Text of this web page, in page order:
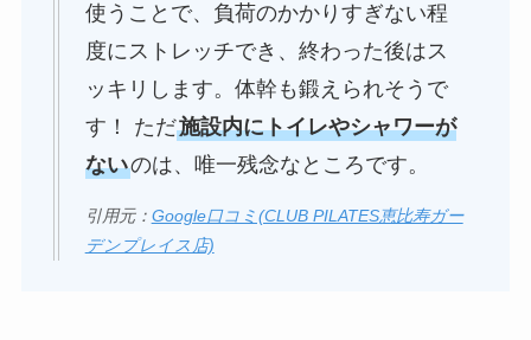
使うことで、負荷のかかりすぎない程
度にストレッチでき、終わった後はス
ッキリします。体幹も鍛えられそうで
す！ ただ施設内にトイレやシャワーが
ないのは、唯一残念なところです。
引用元： Google口コミ(CLUB PILATES恵比寿ガー
デンプレイス店)